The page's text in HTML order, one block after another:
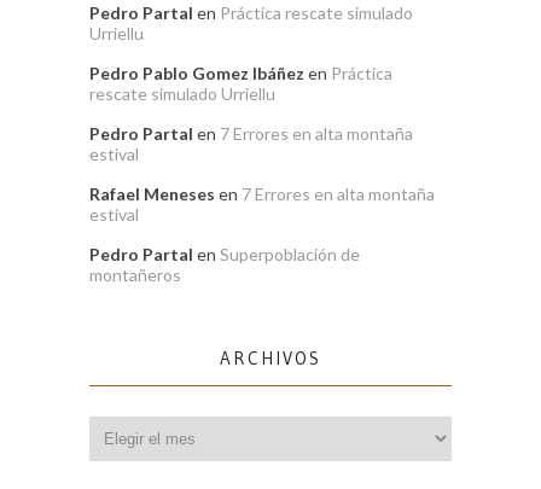
Pedro Partal en Práctica rescate simulado
Urriellu
Pedro Pablo Gomez Ibáñez en Práctica
rescate simulado Urriellu
Pedro Partal en 7 Errores en alta montaña
estival
Rafael Meneses en 7 Errores en alta montaña
estival
Pedro Partal en Superpoblación de
montañeros
ARCHIVOS